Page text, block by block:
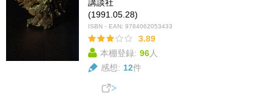
講談社
(1991.05.28)
ISBN・EAN: 9784062053433
3.89
本棚登録: 96人
感想: 12件